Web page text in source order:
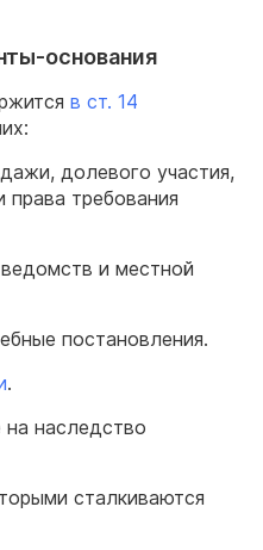
основания
в ст. 14
долевого участия,
права требования
и местной
постановления.
.
наследство
сталкиваются